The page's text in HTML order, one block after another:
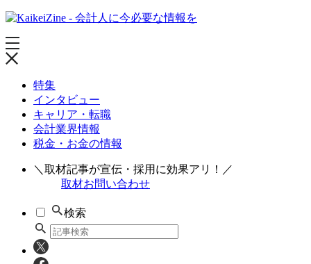
特集
インタビュー
キャリア・転職
会計業界情報
税金・お金の情報
＼取材記事が宣伝・採用に効果アリ！／
取材お問い合わせ
検索